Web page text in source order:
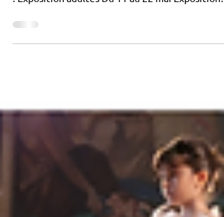
Didier met à l'honneur les ateliers d'arts
! Exposition adultes Du 11 au 22 mai Exposition